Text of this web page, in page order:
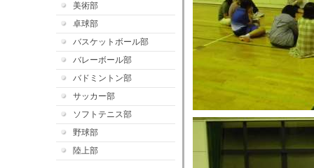
美術部
卓球部
バスケットボール部
バレーボール部
バドミントン部
サッカー部
ソフトテニス部
野球部
陸上部